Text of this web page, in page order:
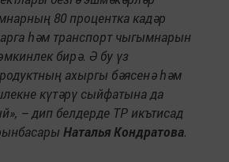
80 процентка кадәр
һәм транспорт чыгымнарын
бирә. Ә бу үз
ахыргы бәясенә һәм
күтәрү сыйфатына да
– дип белдерде ТР икътисад
Наталья Кондратова.